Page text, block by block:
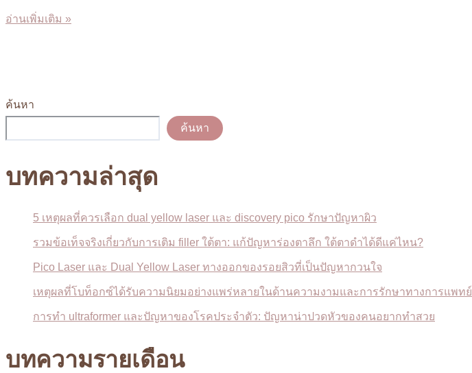
รวม
กับ
เติม
ใต้
ได้
อ่านเพิ่มเติม »
ค้นหา
ค้นหา
บทความล่าสุด
5 เหตุผลที่ควรเลือก dual yellow laser และ discovery pico รักษาปัญหาผิว
รวมข้อเท็จจริงเกี่ยวกับการเติม filler ใต้ตา: แก้ปัญหาร่องตาลึก ใต้ตาดำได้ดีแค่ไหน?
Pico Laser และ Dual Yellow Laser ทางออกของรอยสิวที่เป็นปัญหากวนใจ
เหตุผลที่โบท็อกซ์ได้รับความนิยมอย่างแพร่หลายในด้านความงามและการรักษาทางการแพทย์
การทำ ultraformer และปัญหาของโรคประจำตัว: ปัญหาน่าปวดหัวของคนอยากทำสวย
บทความรายเดือน